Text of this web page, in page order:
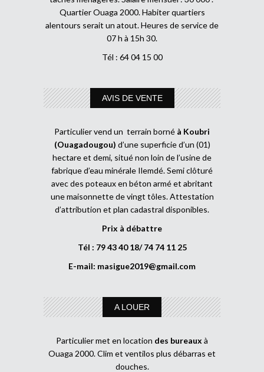
Quartier Ouaga 2000. Habiter quartiers
alentours serait un atout. Heures de service de
07 h à 15h 30.
Tél : 64 04 15 00
AVIS DE VENTE
Particulier vend un terrain borné à Koubri
(Ouagadougou) d’une superficie d’un (01)
hectare et demi, situé non loin de l’usine de
fabrique d’eau minérale Ilemdé. Semi clôturé
avec des poteaux en béton armé et abritant
une maisonnette de vingt tôles. Attestation
d’attribution et plan cadastral disponibles.
Prix à débattre
Tél : 79 43 40 18/ 74 74 11 25
E-mail: masigue2019@gmail.com
A LOUER
Particulier met en location des bureaux à
Ouaga 2000. Clim et ventilos plus débarras et
douches.